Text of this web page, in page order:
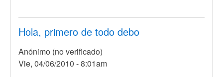
Hola, primero de todo debo
Anónimo (no verificado)
Vie, 04/06/2010 - 8:01am